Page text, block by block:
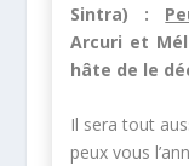
Sintra) :
Arcuri et
hâte de le
Il sera tout
peux vous